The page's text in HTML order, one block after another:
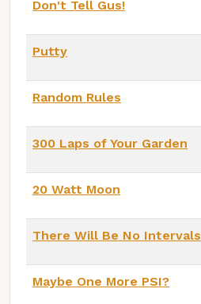
Don't Tell Gus!
Putty
Random Rules
300 Laps of Your Garden
20 Watt Moon
There Will Be No Intervals
Maybe One More PSI?